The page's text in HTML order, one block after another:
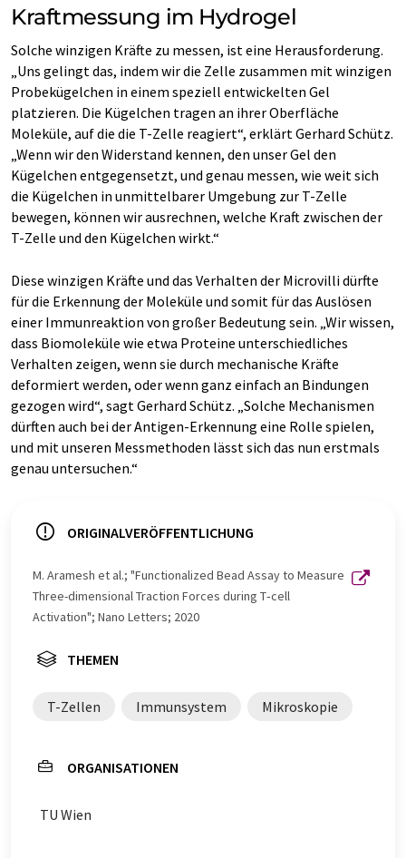
Kraftmessung im Hydrogel
Solche winzigen Kräfte zu messen, ist eine Herausforderung.
„Uns gelingt das, indem wir die Zelle zusammen mit winzigen
Probekügelchen in einem speziell entwickelten Gel
platzieren. Die Kügelchen tragen an ihrer Oberfläche
Moleküle, auf die die T-Zelle reagiert“, erklärt Gerhard Schütz.
„Wenn wir den Widerstand kennen, den unser Gel den
Kügelchen entgegensetzt, und genau messen, wie weit sich
die Kügelchen in unmittelbarer Umgebung zur T-Zelle
bewegen, können wir ausrechnen, welche Kraft zwischen der
T-Zelle und den Kügelchen wirkt.“
Diese winzigen Kräfte und das Verhalten der Microvilli dürfte
für die Erkennung der Moleküle und somit für das Auslösen
einer Immunreaktion von großer Bedeutung sein. „Wir wissen,
dass Biomoleküle wie etwa Proteine unterschiedliches
Verhalten zeigen, wenn sie durch mechanische Kräfte
deformiert werden, oder wenn ganz einfach an Bindungen
gezogen wird“, sagt Gerhard Schütz. „Solche Mechanismen
dürften auch bei der Antigen-Erkennung eine Rolle spielen,
und mit unseren Messmethoden lässt sich das nun erstmals
genau untersuchen.“
ORIGINALVERÖFFENTLICHUNG
M. Aramesh et al.; "Functionalized Bead Assay to Measure
Three-dimensional Traction Forces during T‑cell
Activation"; Nano Letters; 2020
THEMEN
T-Zellen Immunsystem Mikroskopie
ORGANISATIONEN
TU Wien